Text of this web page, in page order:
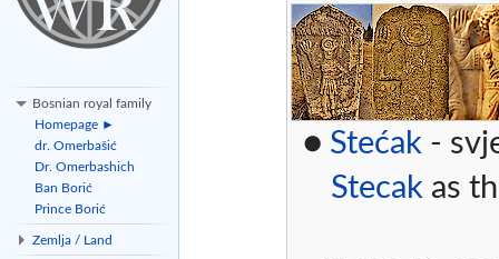
● Stećak -
Stecak as
Bosnian royal family
Homepage ►
dr. Omerbašić
Dr. Omerbashich
Ban Borić
Prince Borić
Zemlja / Land